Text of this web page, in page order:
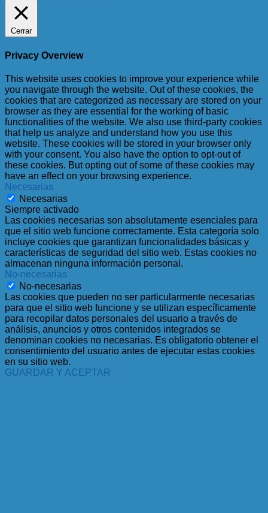
Cerrar
Privacy Overview
This website uses cookies to improve your experience while
you navigate through the website. Out of these cookies, the
cookies that are categorized as necessary are stored on your
browser as they are essential for the working of basic
functionalities of the website. We also use third-party cookies
that help us analyze and understand how you use this
website. These cookies will be stored in your browser only
with your consent. You also have the option to opt-out of
these cookies. But opting out of some of these cookies may
have an effect on your browsing experience.
Necesarias
Necesarias
Siempre activado
Las cookies necesarias son absolutamente esenciales para
que el sitio web funcione correctamente. Esta categoría solo
incluye cookies que garantizan funcionalidades básicas y
características de seguridad del sitio web. Estas cookies no
almacenan ninguna información personal.
No-necesarias
No-necesarias
Las cookies que pueden no ser particularmente necesarias
para que el sitio web funcione y se utilizan específicamente
para recopilar datos personales del usuario a través de
análisis, anuncios y otros contenidos integrados se
denominan cookies no necesarias. Es obligatorio obtener el
consentimiento del usuario antes de ejecutar estas cookies
en su sitio web.
GUARDAR Y ACEPTAR